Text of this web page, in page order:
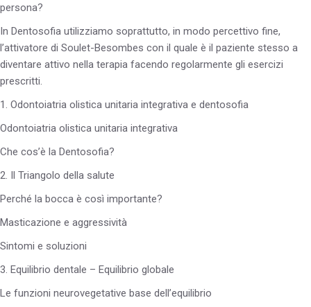
persona?
In Dentosofia utilizziamo soprattutto, in modo percettivo fine,
l’attivatore di Soulet-Besombes con il quale è il paziente stesso a
diventare attivo nella terapia facendo regolarmente gli esercizi
prescritti.
1. Odontoiatria olistica unitaria integrativa e dentosofia
Odontoiatria olistica unitaria integrativa
Che cos’è la Dentosofia?
2. Il Triangolo della salute
Perché la bocca è così importante?
Masticazione e aggressività
Sintomi e soluzioni
3. Equilibrio dentale – Equilibrio globale
Le funzioni neurovegetative base dell’equilibrio